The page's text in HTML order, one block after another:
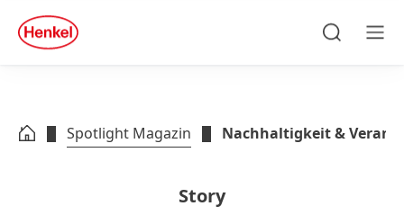
Zu Footer springen
quick
search
Spotlight Magazin Nachhaltigkeit &
Story